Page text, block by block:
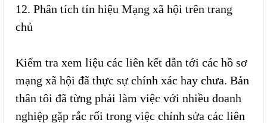
12. Phân tích tín hiệu Mạng xã hội trên trang
chủ
Kiểm tra xem liệu các liên kết dẫn tới các hồ sơ
mạng xã hội đã thực sự chính xác hay chưa. Bản
thân tôi đã từng phải làm việc với nhiều doanh
nghiệp gặp rắc rối trong việc chỉnh sửa các liên